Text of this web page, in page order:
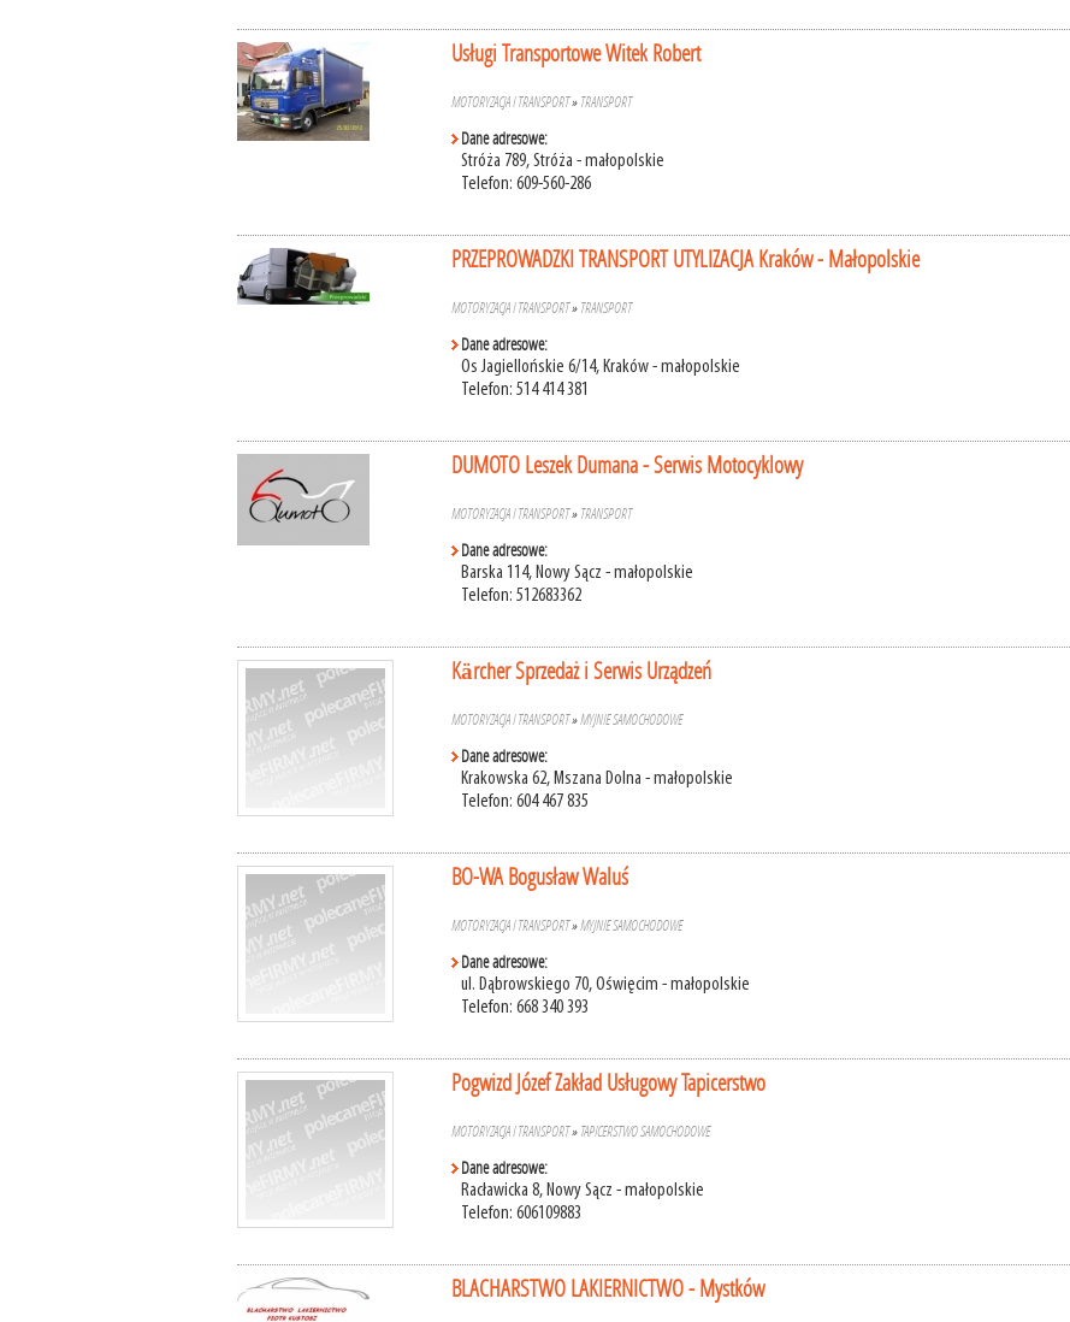
Usługi Transportowe Witek Robert
MOTORYZACJA I TRANSPORT» TRANSPORT
Dane adresowe:
Stróża 789, Stróża - małopolskie
Telefon: 609-560-286
PRZEPROWADZKI TRANSPORT UTYLIZACJA Kraków - Małopolskie
MOTORYZACJA I TRANSPORT» TRANSPORT
Dane adresowe:
Os Jagiellońskie 6/14, Kraków - małopolskie
Telefon: 514 414 381
DUMOTO Leszek Dumana - Serwis Motocyklowy
MOTORYZACJA I TRANSPORT» TRANSPORT
Dane adresowe:
Barska 114, Nowy Sącz - małopolskie
Telefon: 512683362
Kärcher Sprzedaż i Serwis Urządzeń
MOTORYZACJA I TRANSPORT»MYJNIE SAMOCHODOWE
Dane adresowe:
Krakowska 62, Mszana Dolna - małopolskie
Telefon: 604 467 835
BO-WA Bogusław Waluś
MOTORYZACJA I TRANSPORT»MYJNIE SAMOCHODOWE
Dane adresowe:
ul. Dąbrowskiego 70, Oświęcim - małopolskie
Telefon: 668 340 393
Pogwizd Józef Zakład Usługowy Tapicerstwo
MOTORYZACJA I TRANSPORT» TAPICERSTWO SAMOCHODOWE
Dane adresowe:
Racławicka 8, Nowy Sącz - małopolskie
Telefon: 606109883
BLACHARSTWO LAKIERNICTWO - Mystków